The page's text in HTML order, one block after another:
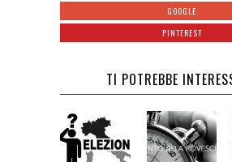
GOOGLE
PINTEREST
TI POTREBBE